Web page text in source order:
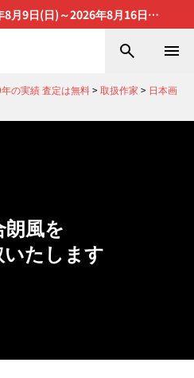
月9日(日)～2026年8月16日
の実績 査定は無料>取扱作家 > 日本画
朗風を
たします